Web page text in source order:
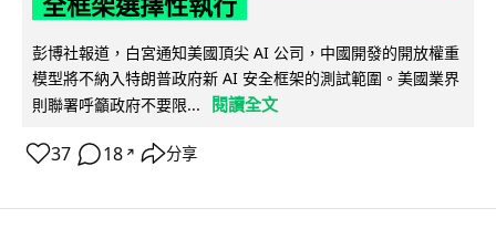
彭博社報道，白宮通知美國頂尖 AI 公司，中國開發的開放權重
模型將不納入特朗普政府新 AI 安全框架的測試範圍。美國業界
則聯署呼籲政府不要限...
閱讀全文
37 18 ↗ 分享